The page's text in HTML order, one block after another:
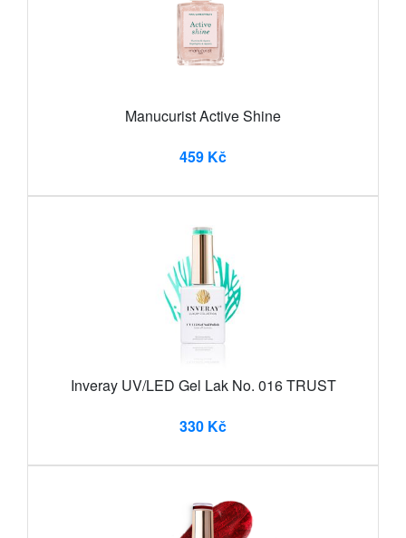
Manucurist Active Shine
459 Kč
Inveray UV/LED Gel Lak No. 016 TRUST
330 Kč